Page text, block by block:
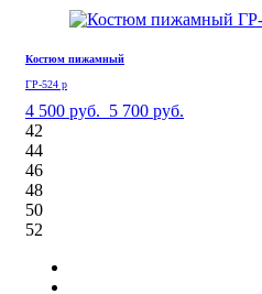
Костюм пижамный
ГР-524 р
4 500 руб. 5 700 руб.
42
44
46
48
50
52